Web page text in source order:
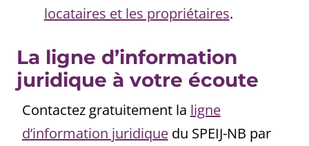
locataires et les propriétaires.
La ligne d’information
juridique à votre écoute
Contactez gratuitement la ligne
d’information juridiquedu SPEIJ-NB par